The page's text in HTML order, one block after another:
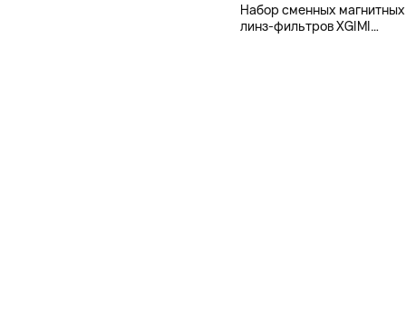
Набор сменных магнитных
линз-фильтров XGIMI